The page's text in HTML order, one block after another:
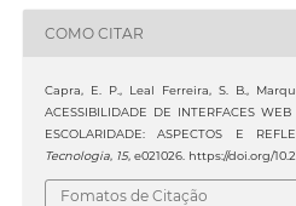
COMO CITAR
Capra, E. P., Leal Ferreira, S. B.,
ACESSIBILIDADE DE INTERFACES
ESCOLARIDADE: ASPECTOS E
Tecnologia, 15, e021026. https://doi.org/
Fomatos de Citação